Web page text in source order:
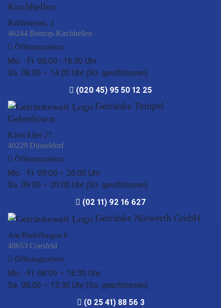
Kirchhellen
Raiffeisenstr. 2
46244 Bottrop-Kirchhellen
Öffnungszeiten:
Mo. - Fr. 08:00 - 18:30 Uhr
Sa. 08:00 – 14:00 Uhr (So. geschlossen)
(020 45) 95 50 12 25
Getränke Tempel
Gebrehiwot
Klein Eller 27
40229 Düsseldorf
Öffnungszeiten:
Mo. - Fr. 09:00 – 20:00 Uhr
Sa. 09:00 – 20:00 Uhr (So. geschlossen)
(02 11) 92 16 627
Getränke Niewerth GmbH
Am Berkelbogen 6
48653 Coesfeld
Öffnungszeiten:
Mo. - Fr. 08:00 – 18:30 Uhr
Sa. 08:00 – 13:30 Uhr (So. geschlossen)
(0 25 41) 88 56 3